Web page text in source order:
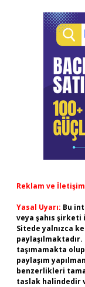
Reklam ve
Yasal Uyarı: Bu
veya şahıs şirketi
Sitede yalnızca
taşımamakta
paylaşım
benzerlikleri
taslak halindedir